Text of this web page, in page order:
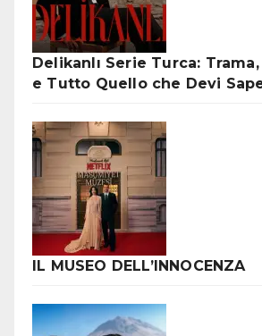
Delikanlı Serie Turca:
e Tutto Quello che Devi
IL MUSEO DELL’INNOCENZA